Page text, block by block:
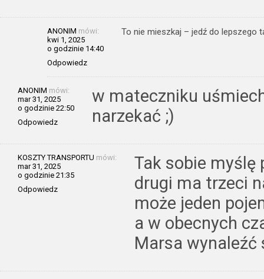
ANONIM mówi:
kwi 1, 2025
o godzinie 14:40
Odpowiedz
To nie mieszkaj – jedź do lepszego
ANONIM mówi:
mar 31, 2025
o godzinie 22:50
Odpowiedz
w mateczniku
narzekać ;)
KOSZTY TRANSPORTU mówi:
mar 31, 2025
o godzinie 21:35
Odpowiedz
Tak sobie myślę
drugi ma trzeci
może jeden
a w obecnych
Marsa wynaleźć